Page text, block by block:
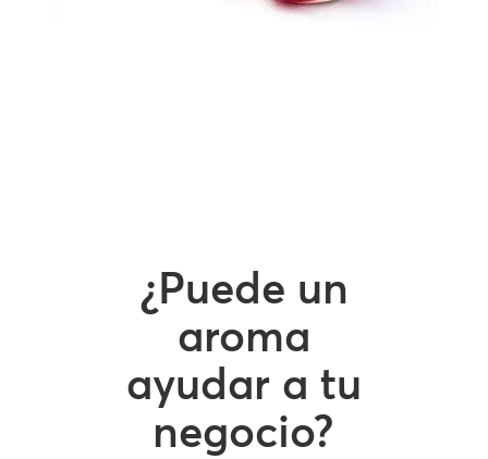
¿Puede un
aroma
ayudar a tu
negocio?